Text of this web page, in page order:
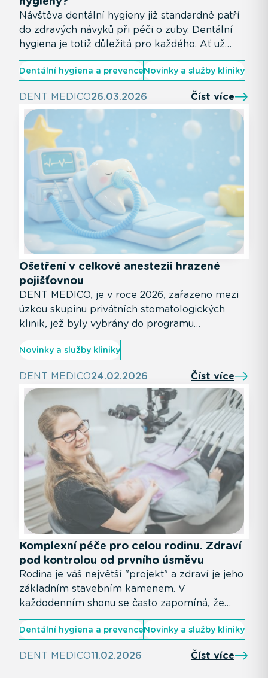
Návštěva dentální hygieny již standardně patří
do zdravých návyků při péči o zuby. Dentální
hygiena je totiž důležitá pro každého. Ať už
řešíte konkrétní potíže, nebo jen chcete mít
jistotu, že svým zubům dáváte nejlepší péči.
Dentální hygiena a prevenceNovinky a služby kliniky
DENT MEDICO26.03.2026 Číst více
Ošetření v celkové anestezii hrazené
pojišťovnou
DENT MEDICO, je v roce 2026, zařazeno mezi
úzkou skupinu privátních stomatologických
klinik, jež byly vybrány do programu
poskytování plně hrazeného ošetření v
analgosedaci
Novinky a služby kliniky
DENT MEDICO24.02.2026 Číst více
Komplexní péče pro celou rodinu. Zdraví
pod kontrolou od prvního úsměvu
Rodina je váš největší "projekt" a zdraví je jeho
základním stavebním kamenem. V
každodenním shonu se často zapomíná, že
péče o úsměv začíná už v prvních dnech života
dítěte. V DENT MEDICO věříme, že skutečně
péči pro všechny generace - pod jednou
Dentální hygiena a prevenceNovinky a služby kliniky
DENT MEDICO11.02.2026 Číst více